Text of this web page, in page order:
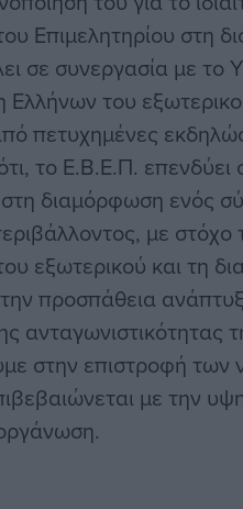
Επιμελητηρίου στη
σε συνεργασία με το
Ελλήνων του
πετυχημένες
το Ε.Β.Ε.Π. επενδύει
διαμόρφωση ενός
με στόχο
εξωτερικού και τη
προσπάθεια
ανταγωνιστικότητας
στην επιστροφή των
με την